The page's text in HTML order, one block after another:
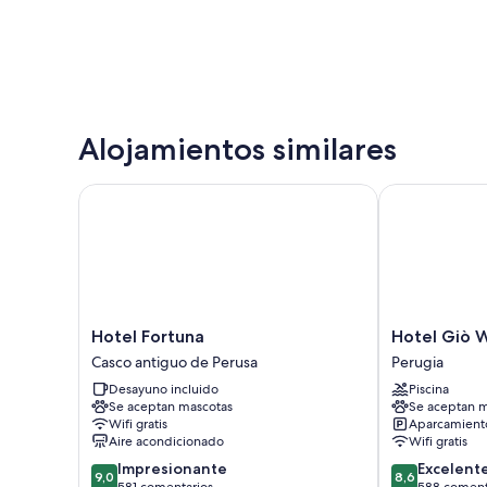
Alojamientos similares
Hotel
Fortuna
Casco
antiguo
de
Perusa
Hotel Fortuna
Casco antiguo de Perusa
Desayuno incluido
Se aceptan mascotas
Wifi gratis
Aire acondicionado
9.0
9,0 Impresionante
Hotel Fortuna
Hotel
Giò
Wine
e
Jazz
Area
Perugia
Hotel Giò
Perugia
Piscina
Se aceptan
Wifi gratis
8.6
8,6
Hotel Giò